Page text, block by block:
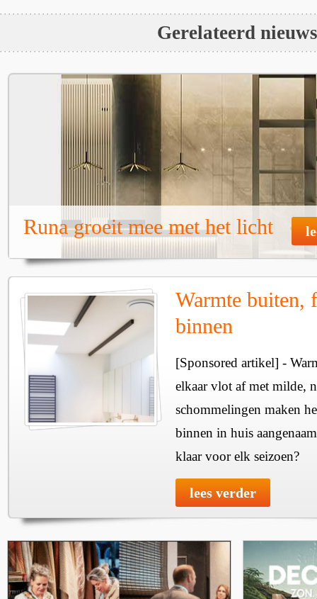
Gerelateerd nieuws
Runa groeit mee met het licht
Warmte buiten,
binnen
[Sponsored artikel] -
elkaar vlot af met milde,
schommelingen maken
binnen in huis
klaar voor elk seizoen?
lees verder